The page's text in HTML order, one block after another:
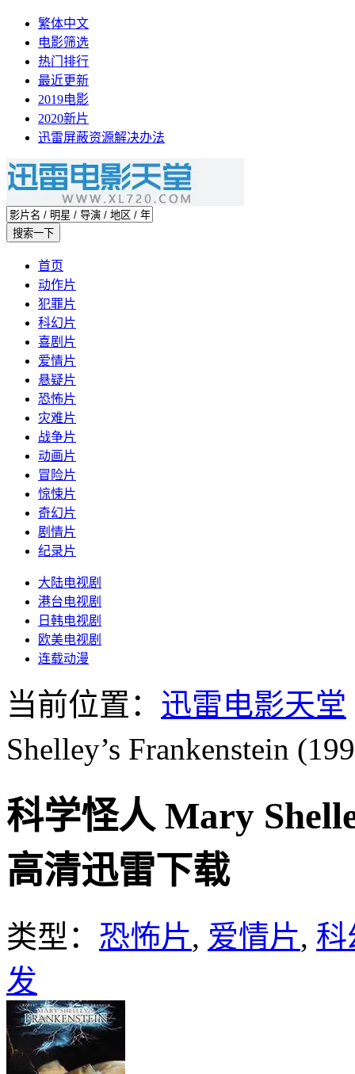
繁体中文
电影筛选
热门排行
最近更新
2019电影
2020新片
迅雷屏蔽资源解决办法
首页
动作片
犯罪片
科幻片
喜剧片
爱情片
悬疑片
恐怖片
灾难片
战争片
动画片
冒险片
惊悚片
奇幻片
剧情片
纪录片
大陆电视剧
港台电视剧
日韩电视剧
欧美电视剧
连载动漫
当前位置： 迅雷电影天堂
Shelley’s Frankenstein
科学怪人 Mary
高清迅雷下载
类型： 恐怖片, 爱情片, 科
发